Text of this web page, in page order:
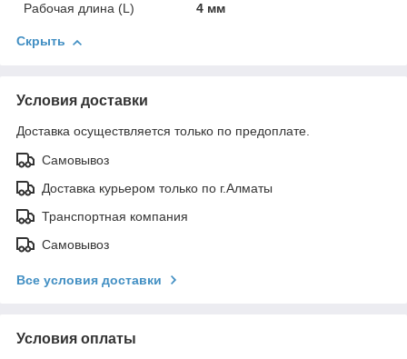
Рабочая длина (L)
4 мм
Скрыть
Условия доставки
Доставка осуществляется только по предоплате.
Самовывоз
Доставка курьером только по г.Алматы
Транспортная компания
Самовывоз
Все условия доставки
Условия оплаты